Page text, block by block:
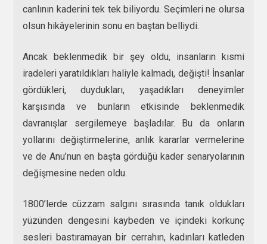
canlının kaderini tek tek biliyordu. Seçimleri ne olursa
olsun hikâyelerinin sonu en baştan belliydi.
Ancak beklenmedik bir şey oldu, insanların kısmi
iradeleri yaratıldıkları haliyle kalmadı, değişti! İnsanlar
gördükleri, duydukları, yaşadıkları deneyimler
karşısında ve bunların etkisinde beklenmedik
davranışlar sergilemeye başladılar. Bu da onların
yollarını değiştirmelerine, anlık kararlar vermelerine
ve de Anu’nun en başta gördüğü kader senaryolarının
değişmesine neden oldu.
1800’lerde cüzzam salgını sırasında tanık oldukları
yüzünden dengesini kaybeden ve içindeki korkunç
sesleri bastıramayan bir cerrahın, kadınları katleden